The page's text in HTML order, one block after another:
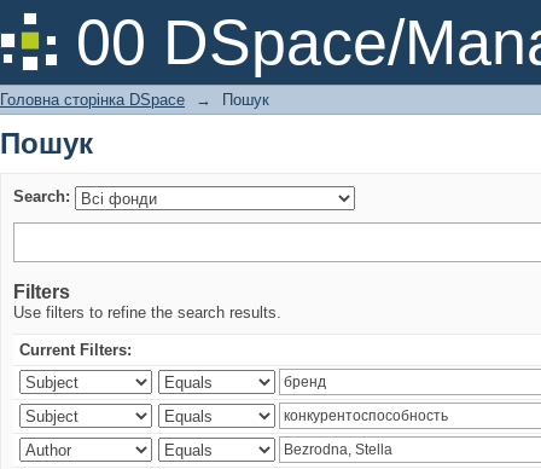
00 DSpace/
Пошук
Головна сторінка DSpace → Пошук
Пошук
Search:
Filters
Use filters to refine the search results.
Current Filters: